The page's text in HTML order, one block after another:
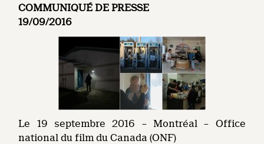
COMMUNIQUÉ DE PRESSE
19/09/2016
Le 19 septembre 2016 – Montréal – Office
national du film du Canada (ONF)